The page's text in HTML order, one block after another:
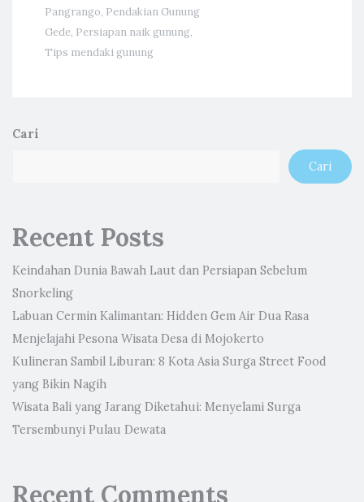
Pangrango, Pendakian Gunung
Gede, Persiapan naik gunung,
Tips mendaki gunung
Cari
Cari
Recent Posts
Keindahan Dunia Bawah Laut dan Persiapan Sebelum
Snorkeling
Labuan Cermin Kalimantan: Hidden Gem Air Dua Rasa
Menjelajahi Pesona Wisata Desa di Mojokerto
Kulineran Sambil Liburan: 8 Kota Asia Surga Street Food
yang Bikin Nagih
Wisata Bali yang Jarang Diketahui: Menyelami Surga
Tersembunyi Pulau Dewata
Recent Comments